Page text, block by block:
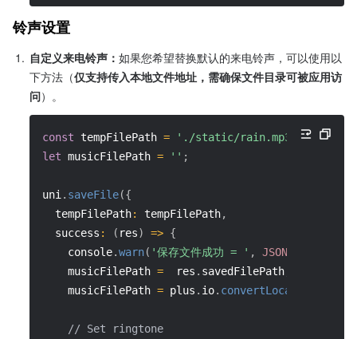
铃声设置
1. 自定义来电铃声： 如果您希望替换默认的来电铃声，可以使用以
下方法（仅支持传入本地文件地址，需确保文件目录可被应用访
问）。
const tempFilePath = './static/rain.mp3' ; //
let musicFilePath = '' ;
uni . saveFile({
tempFilePath: tempFilePath,
success : ( res) => {
    console
.warn( '保存文件成功 = ' , JSON
    musicFilePath
=
  res
. savedFilePath
    musicFilePath
= plus . io.
// Set ringtone